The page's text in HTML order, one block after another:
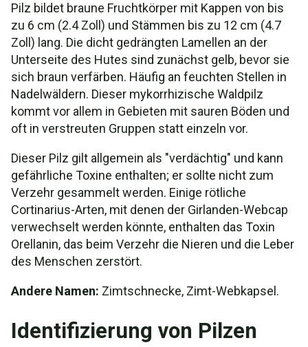
Pilz bildet braune Fruchtkörper mit Kappen von bis
zu 6 cm (2.4 Zoll) und Stämmen bis zu 12 cm (4.7
Zoll) lang. Die dicht gedrängten Lamellen an der
Unterseite des Hutes sind zunächst gelb, bevor sie
sich braun verfärben. Häufig an feuchten Stellen in
Nadelwäldern. Dieser mykorrhizische Waldpilz
kommt vor allem in Gebieten mit sauren Böden und
oft in verstreuten Gruppen statt einzeln vor.
Dieser Pilz gilt allgemein als "verdächtig" und kann
gefährliche Toxine enthalten; er sollte nicht zum
Verzehr gesammelt werden. Einige rötliche
Cortinarius-Arten, mit denen der Girlanden-Webcap
verwechselt werden könnte, enthalten das Toxin
Orellanin, das beim Verzehr die Nieren und die Leber
des Menschen zerstört.
Andere Namen: Zimtschnecke, Zimt-Webkapsel.
Identifizierung von Pilzen